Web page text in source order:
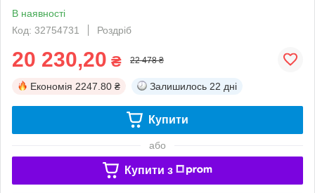
В наявності
Код: 32754731
Роздріб
20 230,20 ₴ 22 478 ₴
Економія 2247.80 ₴ Залишилось 22 дні
Купити
або
Купити з